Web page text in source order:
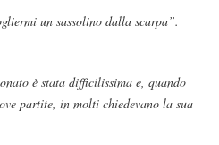
un sassolino dalla scarpa”.
è stata difficilissima e, quando
partite, in molti chiedevano la sua